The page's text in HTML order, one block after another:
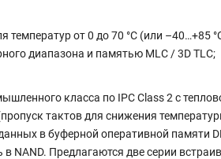
от 0 до 70 °C (или –40…+85
диапазона и памятью MLC / 3D TLC;
класса по IPC Class 2 с
тактов для снижения
в буферной оперативной памяти
NAND. Предлагаются две серии